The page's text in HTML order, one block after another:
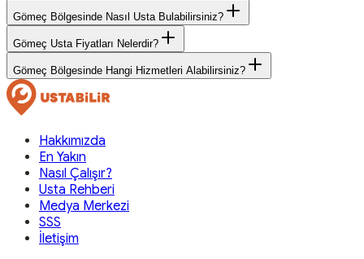
Gömeç Bölgesinde Nasıl Usta Bulabilirsiniz?
Gömeç Usta Fiyatları Nelerdir?
Gömeç Bölgesinde Hangi Hizmetleri Alabilirsiniz?
Hakkımızda
En Yakın
Nasıl Çalışır?
Usta Rehberi
Medya Merkezi
SSS
İletişim